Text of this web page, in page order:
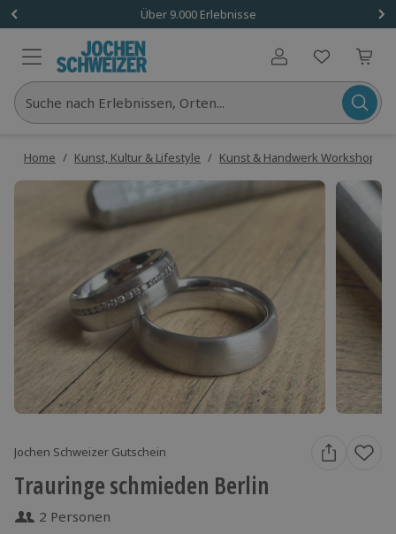
Über 9.000 Erlebnisse
Benutzerkonto
Suche nach Erlebnissen, Orten...
Home / Kunst, Kultur & Lifestyle / Kunst & Handwerk Workshops
Jochen Schweizer Gutschein
Trauringe schmieden Berlin
2 Personen